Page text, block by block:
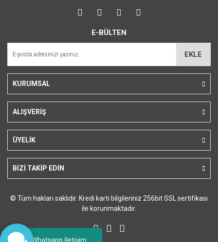
Whatsapp İletişim
Ürün açıklamasında eksik bilgiler bulunuyor.
Bu ürüne benzer farklı alternatifler olmalı.
E-BÜLTEN
EKLE
KURUMSAL
ALIŞVERİŞ
ÜYELİK
BİZİ TAKİP EDİN
© Tüm hakları saklıdır. Kredi kartı bilgileriniz 256bit SSL sertifikası
ile korunmaktadır.